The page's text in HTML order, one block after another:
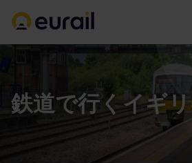
鉄道で行くイギ